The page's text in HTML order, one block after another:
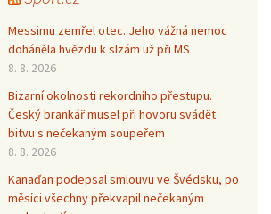
Messimu zemřel otec. Jeho vážná nemoc
doháněla hvězdu k slzám už při MS
8. 8. 2026
Bizarní okolnosti rekordního přestupu.
Český brankář musel při hovoru svádět
bitvu s nečekaným soupeřem
8. 8. 2026
Kanaďan podepsal smlouvu ve Švédsku, po
měsíci všechny překvapil nečekaným